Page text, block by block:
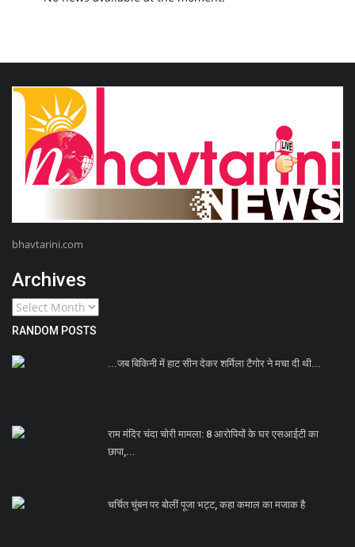
bhavtarini.com
Archives
RANDOM POSTS
...जब बिकिनी में हाट सीन देकर शर्मिला टैगोर ने मचा दी थी...
राम मंदिर चंदा चोरी मामला: 8 आरोपियों के घर एसआईटी का
छापा,...
चर्चित चुंबन पर बोलीं पूजा भट्ट, कहा कमाल का मजाक है